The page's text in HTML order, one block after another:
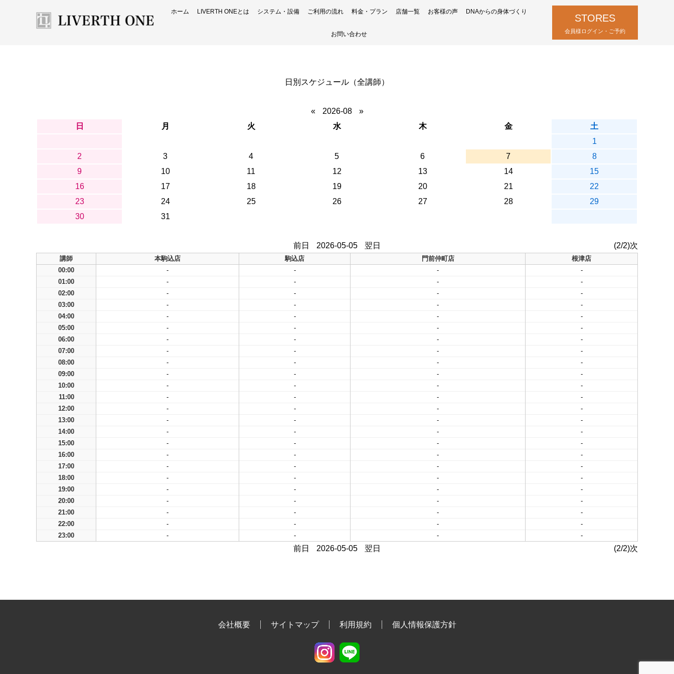
ホーム LIVERTH ONEとは システム・設備 ご利用の流れ 料金・プラン 店舗一覧 お客様の声 DNAからの身体づくり
お問い合わせ
STORES
会員様ログイン・ご予約
日別スケジュール（全講師）
« 2026-08
»
日
月 火 水 木 金
土
1
2
3 4 5 6 7
8
9
10 11 12 13 14
15
16
17 18 19 20 21
22
23
24 25 26 27 28
29
30
31
前日 2026-05-05 翌日 (2/2)次
講師 本駒込店 駒込店 門前仲町店
根津店
00:00
- - -
-
01:00
- - -
-
02:00
- - -
-
03:00
- - -
-
04:00
- - -
-
05:00
- - -
-
06:00
- - -
-
07:00
- - -
-
08:00
- - -
-
09:00
- - -
-
10:00
- - -
-
11:00
- - -
-
12:00
- - -
-
13:00
- - -
-
14:00
- - -
-
15:00
- - -
-
16:00
- - -
-
17:00
- - -
-
18:00
- - -
-
19:00
- - -
-
20:00
- - -
-
21:00
- - -
-
22:00
- - -
-
23:00
- - - -
前日 2026-05-05 翌日 (2/2)次
会社概要 サイトマップ 利用規約 個人情報保護方針